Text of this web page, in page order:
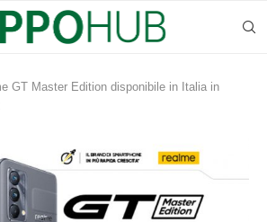
GT Master Edition disponibile in Italia in